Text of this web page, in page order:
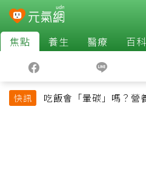
焦點 養生 醫療 百科
快訊
吃飯會「暈碳」嗎？營